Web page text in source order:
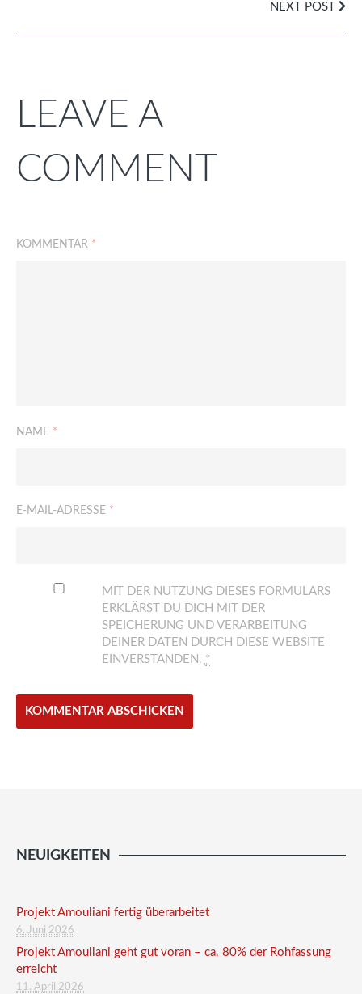
NEXT POST
LEAVE A
COMMENT
KOMMENTAR *
NAME *
E-MAIL-ADRESSE *
MIT DER NUTZUNG DIESES FORMULARS
ERKLÄRST DU DICH MIT DER
SPEICHERUNG UND VERARBEITUNG
DEINER DATEN DURCH DIESE WEBSITE
EINVERSTANDEN. *
NEUIGKEITEN
Projekt Amouliani fertig überarbeitet
6. Juni 2026
Projekt Amouliani geht gut voran – ca. 80% der Rohfassung
erreicht
11. April 2026